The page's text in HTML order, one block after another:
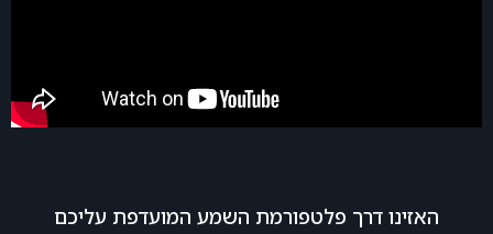
האזינו דרך פלטפורמת השמע המועדפת עליכם